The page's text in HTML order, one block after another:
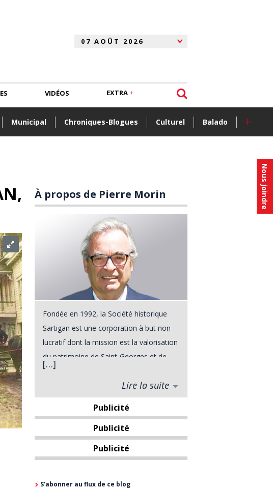
Nous joindre
Municipal Chroniques-Blogues Culturel Balado +
VIDÉOS EXTRA
,
À propos de Pierre Morin
Fondée en 1992, la Société historique
Sartigan est une corporation à but non
lucratif dont la mission est la valorisation
du patrimoine de Saint-Georges et de
ses environs. Elle a vu le jour à la suite
d'une rencontre entre divers intervenants
du milieu touristique de Saint-Georges,
rencontre qui s'est déroulée dans le
cadre du Forum Urbain de l'automne
1991. De plus, le grand public pourra
bientôt visiter le Musée de
présentement en restructuration.
[…]
Lire la suite
Publicité
Publicité
Publicité
S'abonner au flux de ce blog